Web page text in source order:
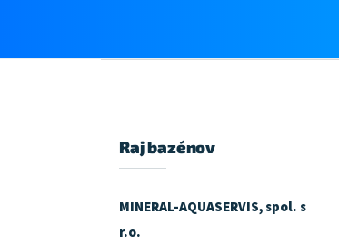
Raj bazénov
MINERAL-AQUASERVIS, spol. s
r.o.